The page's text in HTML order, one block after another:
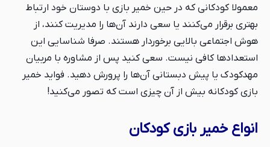
معمولا کودکانی که در حین خمیر بازی با دوستان خود ارتباط
بهتری برقرار می‌کنند یا سعی دارند آن‌ها را مدیریت کنند، از
هوش اجتماعی بالایی برخوردار هستند. صرفا شناسایی این
استعدادها کافی نیست. سعی کنید پس از مشاوره با مربیان
مهدکودک یا پیش دبستانی آن‌ها را پرورش دهید. فواید خمیر
بازی کودکانه بیش از آن چیزی است که تصور می‌کنید!
انواع خمیر بازی کودکان